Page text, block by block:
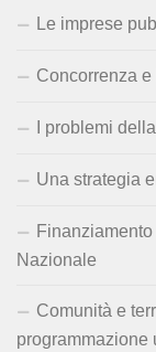
Le imprese
Concorrenza e
I problemi
Una strategia
Nazionale
Comunità e
programmazione